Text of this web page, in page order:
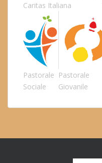
Caritas Italiana
Pastorale
Sociale
Pastorale
Giovanile